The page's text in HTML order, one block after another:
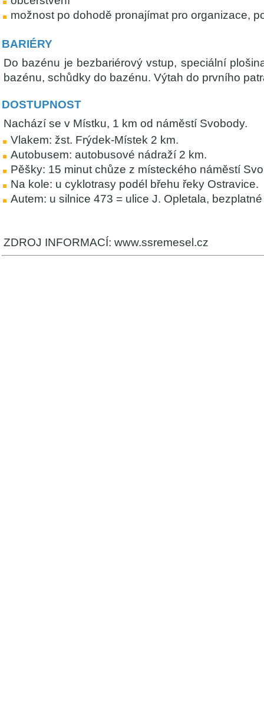
možnost po dohodě pronajímat pro organizace,
BARIÉRY
Do bazénu je bezbariérový vstup, speciální
bazénu, schůdky do bazénu. Výtah do prvního
DOSTUPNOST
Nachází se v Místku, 1 km od náměstí Svobody.
Vlakem: žst. Frýdek-Místek 2 km.
Autobusem: autobusové nádraží 2 km.
Pěšky: 15 minut chůze z místeckého náměstí
Na kole: u cyklotrasy podél břehu řeky Ostravice.
Autem: u silnice 473 = ulice J. Opletala,
ZDROJ INFORMACÍ: www.ssremesel.cz